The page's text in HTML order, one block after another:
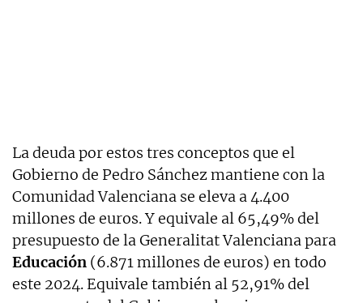
La deuda por estos tres conceptos que el
Gobierno de Pedro Sánchez mantiene con la
Comunidad Valenciana se eleva a 4.400
millones de euros. Y equivale al 65,49% del
presupuesto de la Generalitat Valenciana para
Educación (6.871 millones de euros) en todo
este 2024. Equivale también al 52,91% del